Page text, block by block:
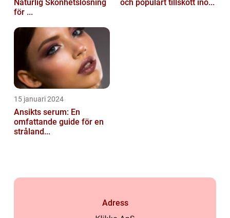
Naturlig Skönhetslösning
för ...
och populärt tillskott ino...
15 januari 2024
Ansikts serum: En
omfattande guide för en
stråland...
Adress